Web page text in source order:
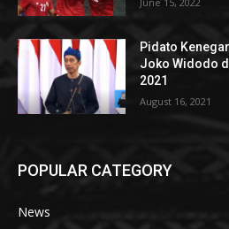
Pidato
Joko Widodo
2021
August 16, 2021
POPULAR CATEGORY
News